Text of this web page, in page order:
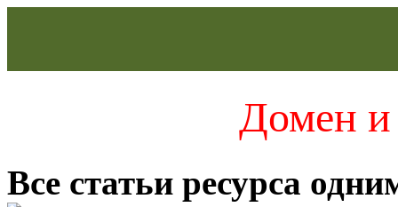
Домен и
Все статьи ресурса